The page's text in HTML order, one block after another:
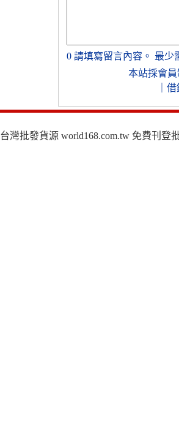
0 請填寫留言內容。 最少
本站採會員
借
台灣批發貨源 world168.com.tw 免費刊登